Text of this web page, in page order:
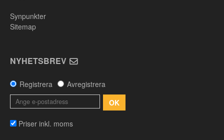
Synpunkter
Sitemap
NYHETSBREV
Registrera
Avregistrera
OK
Priser inkl. moms